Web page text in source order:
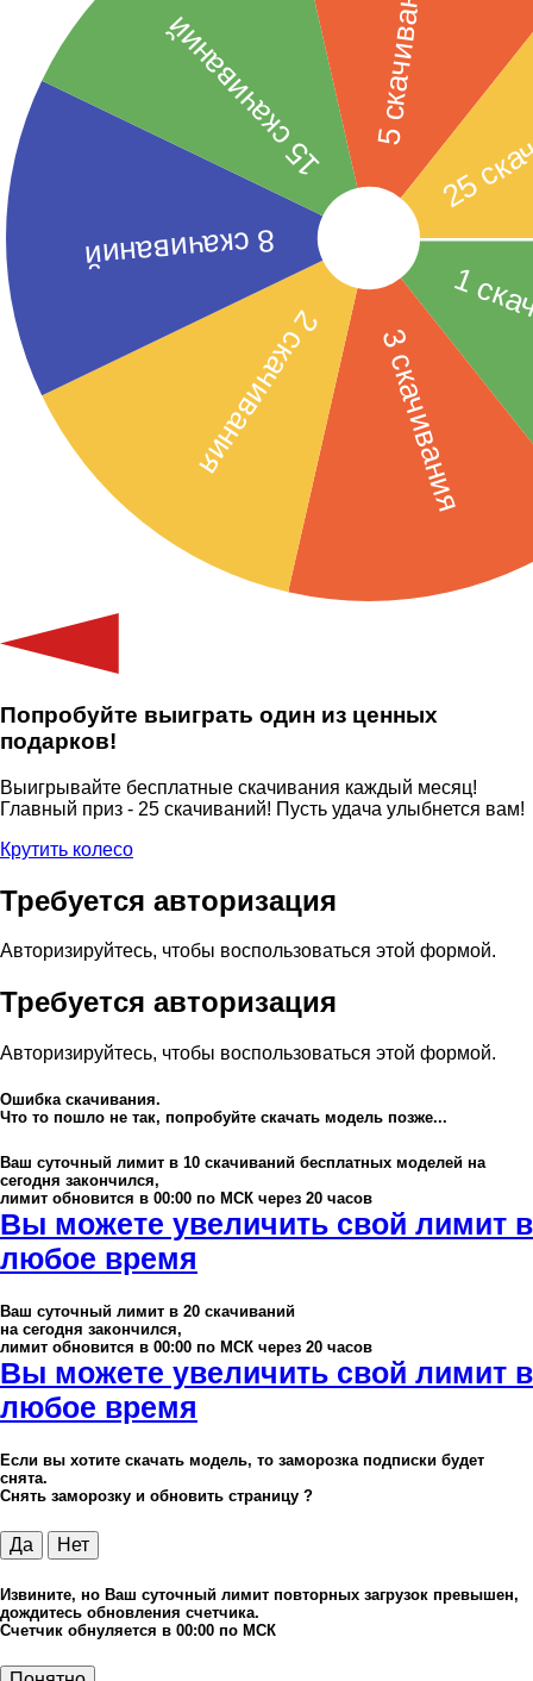
Попробуйте выиграть один из ценных
подарков!
Выигрывайте бесплатные скачивания каждый месяц!
Главный приз - 25 скачиваний! Пусть удача улыбнется вам!
Крутить колесо
Требуется авторизация
Авторизируйтесь, чтобы воспользоваться этой формой.
Требуется авторизация
Авторизируйтесь, чтобы воспользоваться этой формой.
Ошибка скачивания.
Что то пошло не так, попробуйте скачать модель позже...
Ваш суточный лимит в 10 скачиваний бесплатных моделей на
сегодня закончился,
лимит обновится в 00:00 по МСК через 20 часов
Вы можете увеличить свой лимит в
любое время
Ваш суточный лимит в 20 скачиваний
на сегодня закончился,
лимит обновится в 00:00 по МСК через 20 часов
Вы можете увеличить свой лимит в
любое время
Если вы хотите скачать модель, то заморозка подписки будет
снята.
Снять заморозку и обновить страницу ?
Да Нет
Извините, но Ваш суточный лимит повторных загрузок превышен,
дождитесь обновления счетчика.
Счетчик обнуляется в 00:00 по МСК